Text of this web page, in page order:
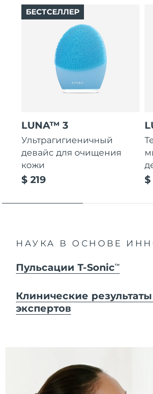
LUNA™ 3
Ультрагигиеничный
девайс для очищения
кожи
$ 219
БЕСТСЕЛЛЕР
$
НАУКА В ОСНОВЕ
Пульсации T-SonicTM
Клинические
экспертов